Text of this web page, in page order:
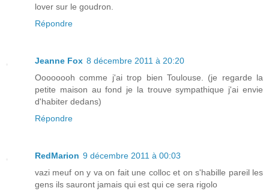
lover sur le goudron.
Répondre
Jeanne Fox 8 décembre 2011 à 20:20
Oooooooh comme j'ai trop bien Toulouse. (je regarde la
petite maison au fond je la trouve sympathique j'ai envie
d'habiter dedans)
Répondre
RedMarion 9 décembre 2011 à 00:03
vazi meuf on y va on fait une colloc et on s'habille pareil les
gens ils sauront jamais qui est qui ce sera rigolo